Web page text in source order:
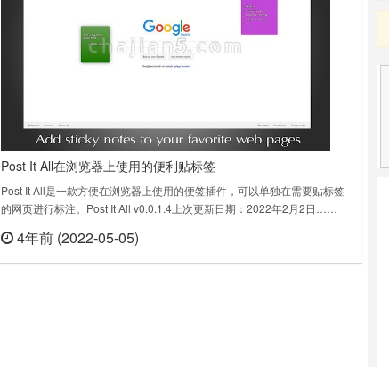
Post It All在浏览器上使用的便利贴标签
Post It All是一款方便在浏览器上使用的便签插件，可以单独在需要贴标签
的网页进行标注。Post It All v0.0.1.4上次更新日期：2022年2月2日……
4年前 (2022-05-05)